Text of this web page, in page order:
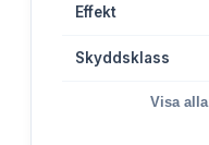
Effekt
Skyddsklass
Visa alla